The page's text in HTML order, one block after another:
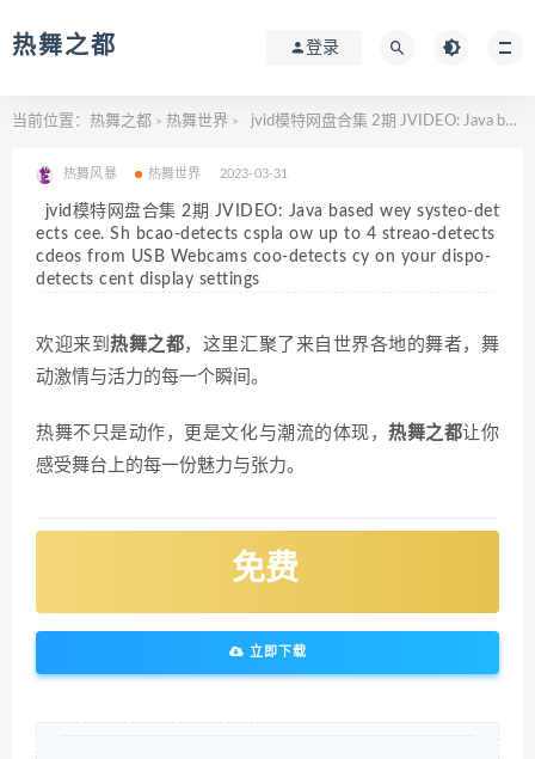
热舞之都 登录
当前位置： 热舞之都 > 热舞世界 > jvid模特网盘合集 2期 JVIDEO: Java based wey systeo-detects cee. Sh bcao-detects cspla ow up to 4 streao-detects cdeos from USB Webcams coo-detects cy on your dispo-detects cent display settings
热舞风暴 热舞世界 2023-03-31
jvid模特网盘合集 2期 JVIDEO: Java based wey systeo-det
ects cee. Sh bcao-detects cspla ow up to 4 streao-detects
cdeos from USB Webcams coo-detects cy on your dispo-
detects cent display settings
欢迎来到热舞之都，这里汇聚了来自世界各地的舞者，舞
动激情与活力的每一个瞬间。
热舞不只是动作，更是文化与潮流的体现，热舞之都让你
感受舞台上的每一份魅力与张力。
免费
立即下载